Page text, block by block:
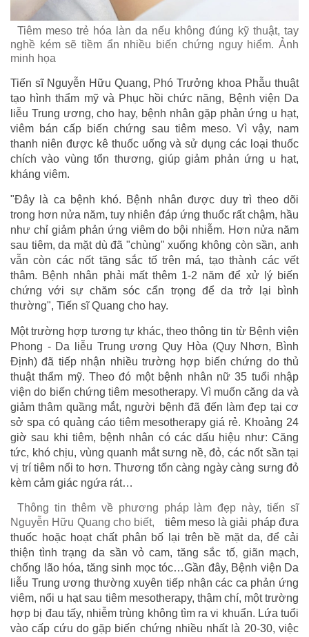
Tiêm meso trẻ hóa làn da nếu không đúng kỹ thuật, tay
nghề kém sẽ tiềm ẩn nhiều biến chứng nguy hiểm. Ảnh
minh họa
Tiến sĩ Nguyễn Hữu Quang, Phó Trưởng khoa Phẫu thuật
tạo hình thẩm mỹ và Phục hồi chức năng, Bệnh viện Da
liễu Trung ương, cho hay, bệnh nhân gặp phản ứng u hạt,
viêm bán cấp biến chứng sau tiêm meso. Vì vậy, nam
thanh niên được kê thuốc uống và sử dụng các loại thuốc
chích vào vùng tổn thương, giúp giảm phản ứng u hạt,
kháng viêm.
"Đây là ca bệnh khó. Bệnh nhân được duy trì theo dõi
trong hơn nửa năm, tuy nhiên đáp ứng thuốc rất chậm, hầu
như chỉ giảm phản ứng viêm do bội nhiễm. Hơn nửa năm
sau tiêm, da mặt dù đã "chùng" xuống không còn sần, anh
vẫn còn các nốt tăng sắc tố trên má, tạo thành các vết
thâm. Bệnh nhân phải mất thêm 1-2 năm để xử lý biến
chứng với sự chăm sóc cẩn trọng để da trở lại bình
thường", Tiến sĩ Quang cho hay.
Một trường hợp tương tự khác, theo thông tin từ Bệnh viện
Phong - Da liễu Trung ương Quy Hòa (Quy Nhơn, Bình
Định) đã tiếp nhận nhiều trường hợp biến chứng do thủ
thuật thẩm mỹ. Theo đó một bệnh nhân nữ 35 tuổi nhập
viện do biến chứng tiêm mesotherapy. Vì muốn căng da và
giảm thâm quầng mắt, người bệnh đã đến làm đẹp tại cơ
sở spa có quảng cáo tiêm mesotherapy giá rẻ. Khoảng 24
giờ sau khi tiêm, bệnh nhân có các dấu hiệu như: Căng
tức, khó chịu, vùng quanh mắt sưng nề, đỏ, các nốt sần tại
vị trí tiêm nổi to hơn. Thương tổn càng ngày càng sưng đỏ
kèm cảm giác ngứa rát…
Thông tin thêm về phương pháp làm đẹp này, tiến sĩ
Nguyễn Hữu Quang cho biết,
tiêm meso là giải pháp đưa
thuốc hoặc hoạt chất phân bố lại trên bề mặt da, để cải
thiện tình trạng da sần vỏ cam, tăng sắc tố, giãn mạch,
chống lão hóa, tăng sinh mọc tóc…Gần đây, Bệnh viện Da
liễu Trung ương thường xuyên tiếp nhận các ca phản ứng
viêm, nổi u hạt sau tiêm mesotherapy, thậm chí, một trường
hợp bị đau tấy, nhiễm trùng không tìm ra vi khuẩn. Lứa tuổi
vào cấp cứu do gặp biến chứng nhiều nhất là 20-30, việc